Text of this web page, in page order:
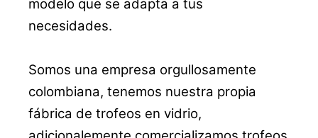
modelo que se adapta a tus
necesidades.
Somos una empresa orgullosamente
colombiana, tenemos nuestra propia
fábrica de trofeos en vidrio,